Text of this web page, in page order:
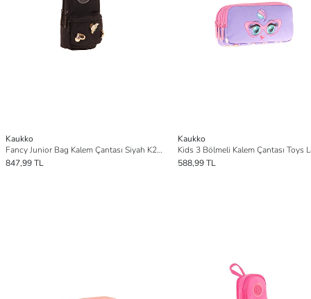
Kaukko
Fancy Junior Bag Kalem Çantası Siyah K2742
847,99 TL
Kaukko
Kids 3 Bölmeli Kalem Çantası Toys
588,99 TL